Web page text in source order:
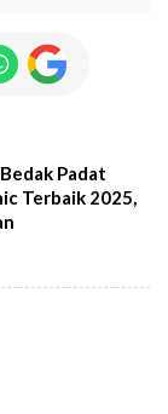
Padat
Terbaik 2025,